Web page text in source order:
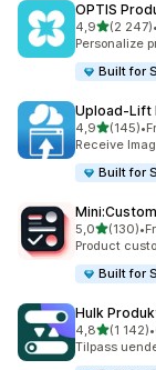
OPTIS
4,9av 5(2 247)
Totalt 2247 •
Personalize
Built for
Upload‑Lift
4,9av 5(145)
Totalt 145 •
Receive
Built for
5,0av 5(130)
Totalt 130 •
Product
Built for
Hulk
4,8av 5(1 142)
Totalt 1142 •
Tilpass